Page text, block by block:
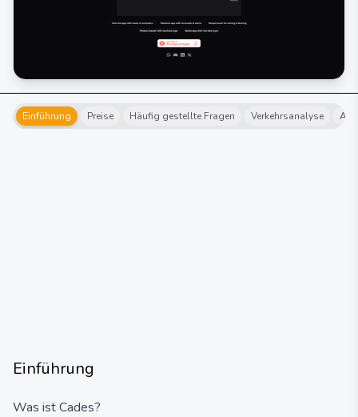
Einführung Preise Häufig gestellte Fragen Verkehrsanalyse
Einführung
Was ist Cades?